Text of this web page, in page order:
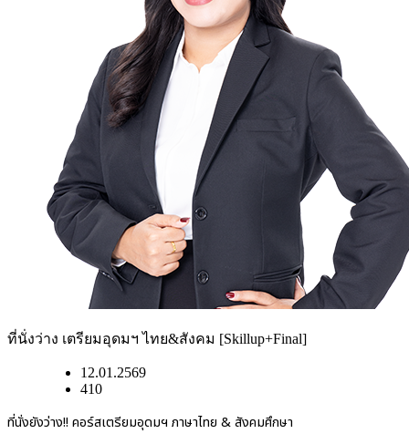
ที่นั่งว่าง เตรียมอุดมฯ ไทย&สังคม [Skillup+Final]
12.01.2569
410
ที่นั่งยังว่าง!! คอร์สเตรียมอุดมฯ ภาษาไทย & สังคมศึกษา